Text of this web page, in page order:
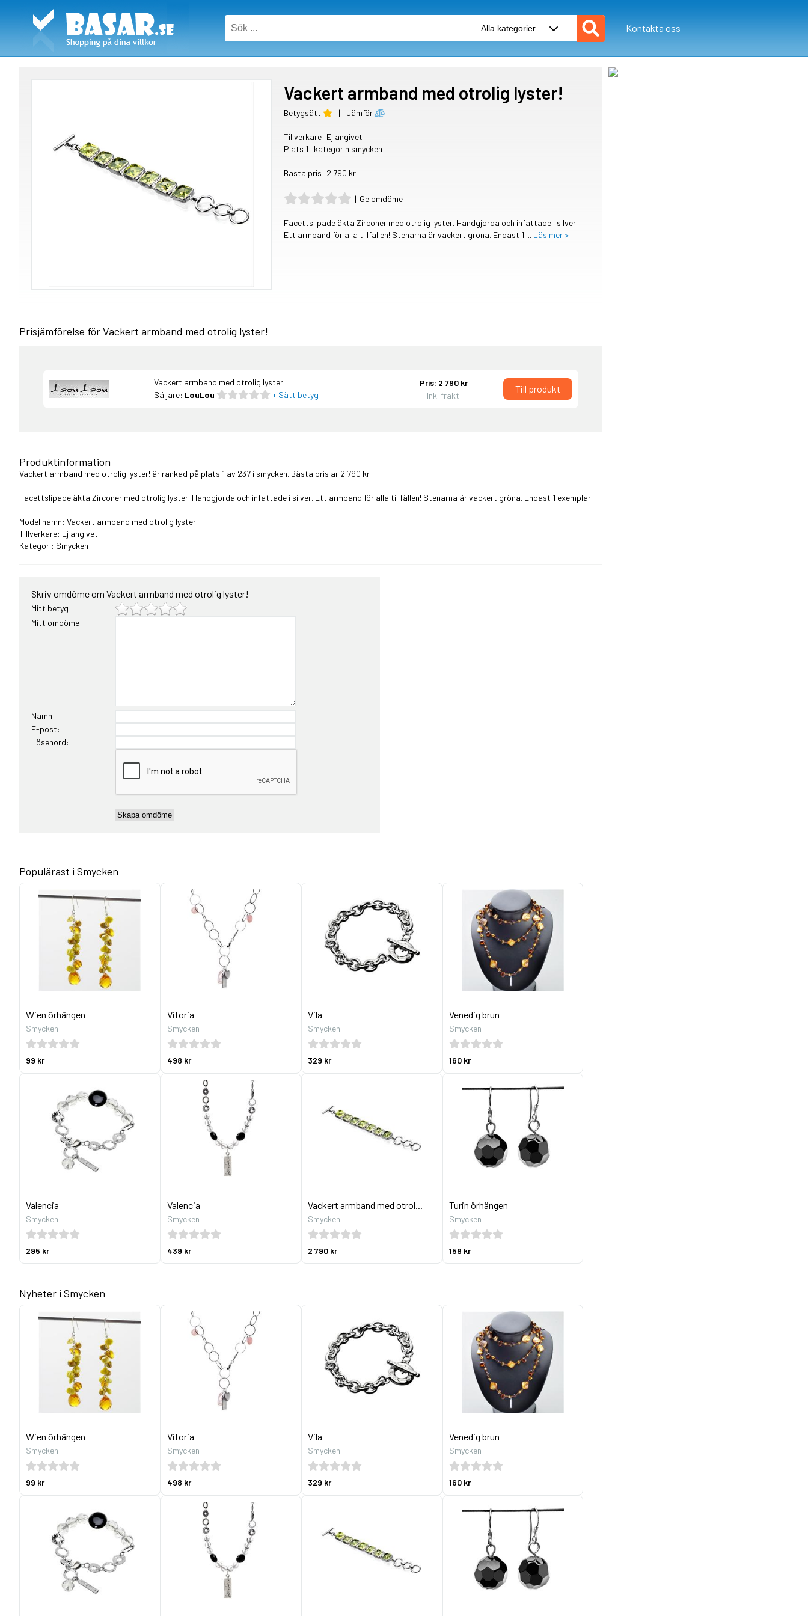
Kontakta oss
Vackert armband med otrolig lyster!
Betygsätt | Jämför
Tillverkare: Ej angivet
Plats 1 i kategorin smycken
Bästa pris: 2 790 kr
| Ge omdöme
Facettslipade äkta Zirconer med otrolig lyster. Handgjorda och infattade i silver.
Ett armband för alla tillfällen! Stenarna är vackert gröna. Endast 1 ... Läs mer >
Prisjämförelse för Vackert armband med otrolig lyster!
Vackert armband med otrolig lyster!
Säljare: LouLou + Sätt betyg
Pris: 2 790 kr
Inkl frakt: -
Till produkt
Produktinformation
Vackert armband med otrolig lyster! är rankad på plats 1 av 237 i smycken. Bästa pris är 2 790 kr
Facettslipade äkta Zirconer med otrolig lyster. Handgjorda och infattade i silver. Ett armband för alla tillfällen! Stenarna är vackert gröna. Endast 1 exemplar!
Modellnamn: Vackert armband med otrolig lyster!
Tillverkare: Ej angivet
Kategori: Smycken
Skriv omdöme om Vackert armband med otrolig lyster!
Mitt betyg:
Mitt omdöme:
Namn:
E-post:
Lösenord:
Populärast i Smycken
Wien örhängen
Smycken
99 kr
Vitoria
Smycken
498 kr
Vila
Smycken
329 kr
Venedig brun
Smycken
160 kr
Valencia
Smycken
295 kr
Valencia
Smycken
439 kr
Vackert armband med otrol...
Smycken
2 790 kr
Turin örhängen
Smycken
159 kr
Nyheter i Smycken
Wien örhängen
Smycken
99 kr
Vitoria
Smycken
498 kr
Vila
Smycken
329 kr
Venedig brun
Smycken
160 kr